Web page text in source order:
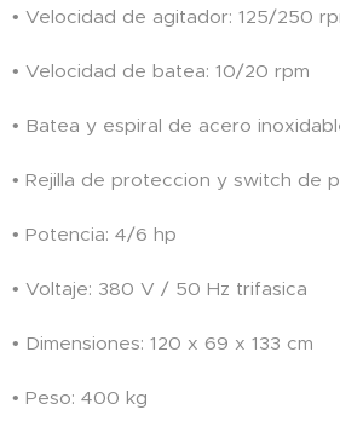
• Velocidad de agitador: 125/250
• Velocidad de batea: 10/20 rpm
• Batea y espiral de acero
• Rejilla de proteccion y switch de
• Potencia: 4/6 hp
• Voltaje: 380 V / 50 Hz trifasica
• Dimensiones: 120 x 69 x 133 cm
• Peso: 400 kg